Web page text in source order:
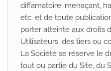
diffamatoire, menaçant,
etc. et de toute
porter atteinte aux droits
Utilisateurs, des tiers ou
La Société se réserve le
tout ou partie du Site, du